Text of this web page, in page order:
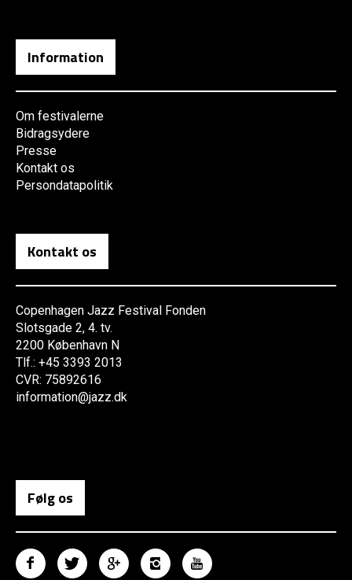
Information
Om festivalerne
Bidragsydere
Presse
Kontakt os
Persondatapolitik
Kontakt os
Copenhagen Jazz Festival Fonden
Slotsgade 2, 4. tv.
2200 København N
Tlf.: +45 3393 2013
CVR: 75892616
information@jazz.dk
Følg os